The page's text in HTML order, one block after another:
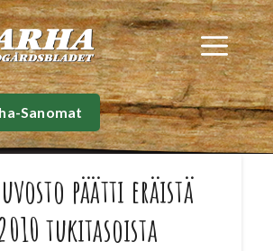
Sanomat
päätti eräistä
tukitasoista